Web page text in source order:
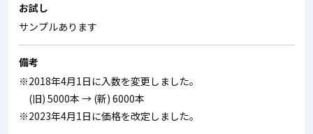
お試し
サンプルあります
備考
※2018年4月1日に入数を変更しました。
(旧) 5000本 → (新) 6000本
※2023年4月1日に価格を改定しました。